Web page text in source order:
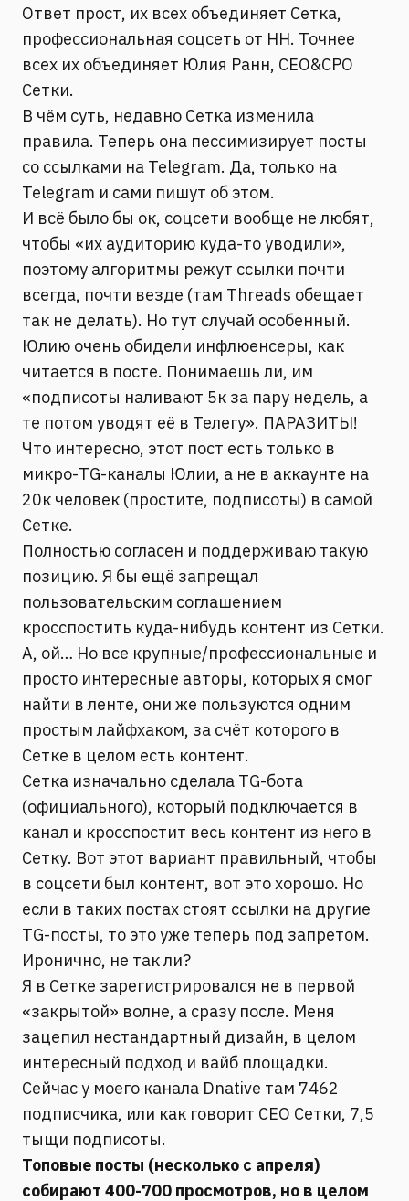
Ответ прост, их всех объединяет Сетка,
профессиональная соцсеть от HH. Точнее
всех их объединяет Юлия Ранн, CEO&CPO
Сетки.
В чём суть, недавно Сетка изменила
правила. Теперь она пессимизирует посты
со ссылками на Telegram. Да, только на
Telegram и сами пишут об этом.
И всё было бы ок, соцсети вообще не любят,
чтобы «их аудиторию куда-то уводили»,
поэтому алгоритмы режут ссылки почти
всегда, почти везде (там Threads обещает
так не делать). Но тут случай особенный.
Юлию очень обидели инфлюенсеры, как
читается в посте. Понимаешь ли, им
«подписоты наливают 5к за пару недель, а
те потом уводят её в Телегу». ПАРАЗИТЫ!
Что интересно, этот пост есть только в
микро-TG-каналы Юлии, а не в аккаунте на
20к человек (простите, подписоты) в самой
Сетке.
Полностью согласен и поддерживаю такую
позицию. Я бы ещё запрещал
пользовательским соглашением
кросспостить куда-нибудь контент из Сетки.
А, ой… Но все крупные/профессиональные и
просто интересные авторы, которых я смог
найти в ленте, они же пользуются одним
простым лайфхаком, за счёт которого в
Сетке в целом есть контент.
Сетка изначально сделала TG-бота
(официального), который подключается в
канал и кросспостит весь контент из него в
Сетку. Вот этот вариант правильный, чтобы
в соцсети был контент, вот это хорошо. Но
если в таких постах стоят ссылки на другие
TG-посты, то это уже теперь под запретом.
Иронично, не так ли?
Я в Сетке зарегистрировался не в первой
«закрытой» волне, а сразу после. Меня
зацепил нестандартный дизайн, в целом
интересный подход и вайб площадки.
Сейчас у моего канала Dnative там 7462
подписчика, или как говорит СЕО Сетки, 7,5
тыщи подписоты.
Топовые посты (несколько с апреля)
собирают 400-700 просмотров, но в целом